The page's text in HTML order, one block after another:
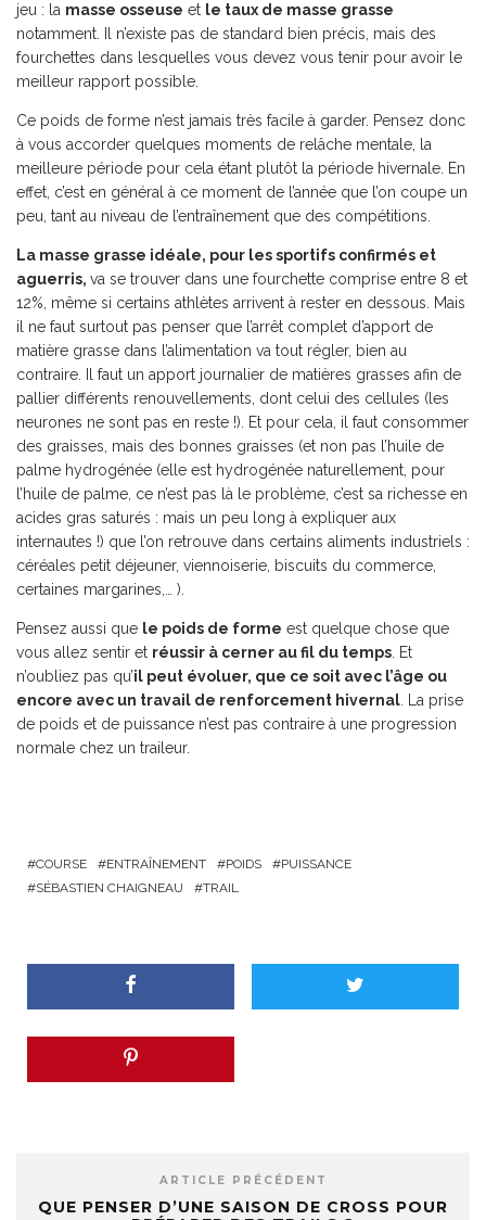
jeu : la masse osseuse et le taux de masse grasse
notamment. Il n’existe pas de standard bien précis, mais des
fourchettes dans lesquelles vous devez vous tenir pour avoir le
meilleur rapport possible.
Ce poids de forme n’est jamais très facile à garder. Pensez donc
à vous accorder quelques moments de relâche mentale, la
meilleure période pour cela étant plutôt la période hivernale. En
effet, c’est en général à ce moment de l’année que l’on coupe un
peu, tant au niveau de l’entraînement que des compétitions.
La masse grasse idéale, pour les sportifs confirmés et
aguerris, va se trouver dans une fourchette comprise entre 8 et
12%, même si certains athlètes arrivent à rester en dessous. Mais
il ne faut surtout pas penser que l’arrêt complet d’apport de
matière grasse dans l’alimentation va tout régler, bien au
contraire. Il faut un apport journalier de matières grasses afin de
pallier différents renouvellements, dont celui des cellules (les
neurones ne sont pas en reste !). Et pour cela, il faut consommer
des graisses, mais des bonnes graisses (et non pas l’huile de
palme hydrogénée (elle est hydrogénée naturellement, pour
l’huile de palme, ce n’est pas là le problème, c’est sa richesse en
acides gras saturés : mais un peu long à expliquer aux
internautes !) que l’on retrouve dans certains aliments industriels :
céréales petit déjeuner, viennoiserie, biscuits du commerce,
certaines margarines,… ).
Pensez aussi que le poids de forme est quelque chose que
vous allez sentir et réussir à cerner au fil du temps . Et
n’oubliez pas qu’il peut évoluer, que ce soit avec l’âge ou
encore avec un travail de renforcement hivernal . La prise
de poids et de puissance n’est pas contraire à une progression
normale chez un traileur.
COURSE ENTRAÎNEMENT POIDS
PUISSANCE
SÉBASTIEN CHAIGNEAU
TRAIL
ARTICLE PRÉCÉDENT
QUE PENSER D’UNE SAISON DE CROSS POUR